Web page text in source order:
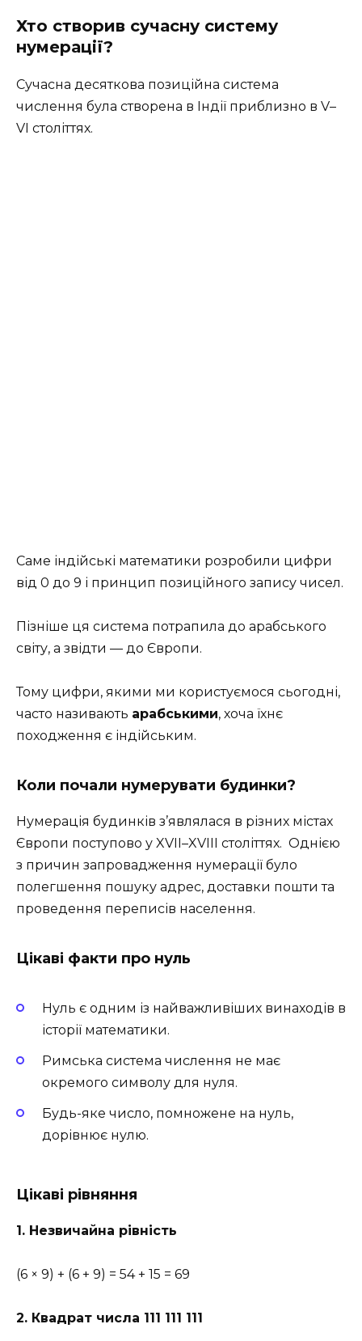
Хто створив сучасну систему
нумерації?
Сучасна десяткова позиційна система
числення була створена в Індії приблизно в V–
VI століттях.
Саме індійські математики розробили цифри
від 0 до 9 і принцип позиційного запису чисел.
Пізніше ця система потрапила до арабського
світу, а звідти — до Європи.
Тому цифри, якими ми користуємося сьогодні,
часто називають арабськими, хоча їхнє
походження є індійським.
Коли почали нумерувати будинки?
Нумерація будинків з’являлася в різних містах
Європи поступово у XVII–XVIII століттях. Однією
з причин запровадження нумерації було
полегшення пошуку адрес, доставки пошти та
проведення переписів населення.
Цікаві факти про нуль
Нуль є одним із найважливіших винаходів в
історії математики.
Римська система числення не має
окремого символу для нуля.
Будь-яке число, помножене на нуль,
дорівнює нулю.
Цікаві рівняння
1. Незвичайна рівність
(6 × 9) + (6 + 9) = 54 + 15 = 69
2. Квадрат числа 111 111 111